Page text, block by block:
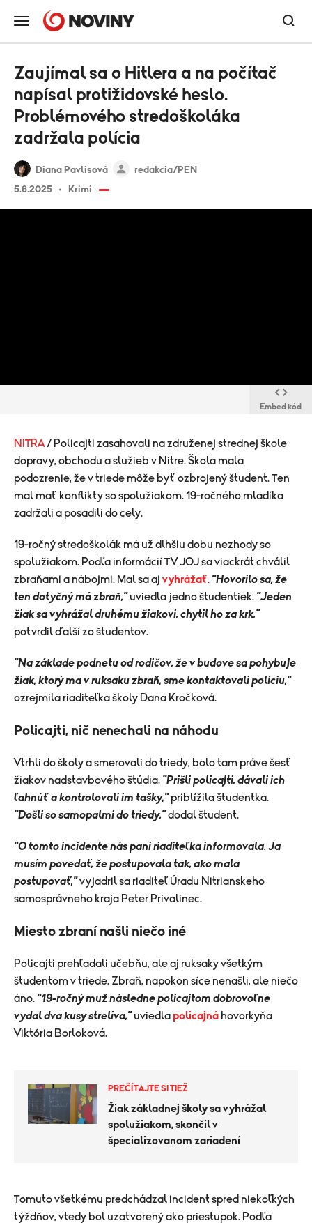
Diana Pavlisová
redakcia/PEN
5.6.2025
Krimi
Zaujímal sa o Hitlera a na počítač
napísal protižidovské heslo.
Problémového stredoškoláka
zadržala polícia
Embed kód
NITRA / Policajti zasahovali na združenej strednej škole
dopravy, obchodu a služieb v Nitre. Škola mala
podozrenie, že v triede môže byť ozbrojený študent. Ten
mal mať konflikty so spolužiakom. 19-ročného mladíka
zadržali a posadili do cely.
​19-ročný stredoškolák má už dlhšiu dobu nezhody so
spolužiakom. Podľa informácií TV JOJ sa viackrát chválil
zbraňami a nábojmi. Mal sa aj vyhrážať. "Hovorilo sa, že
ten dotyčný má zbraň," uviedla jedno študentiek. "Jeden
žiak sa vyhrážal druhému žiakovi, chytil ho za krk,"
potvrdil ďalší zo študentov.
"Na základe podnetu od rodičov, že v budove sa pohybuje
žiak, ktorý ma v ruksaku zbraň, sme kontaktovali políciu,"
ozrejmila riaditeľka školy Dana Kročková.
Policajti, nič nenechali na náhodu
Vtrhli do školy a smerovali do triedy, bolo tam práve šesť
žiakov nadstavbového štúdia. "Prišli policajti, dávali ich
ľahnúť a kontrolovali im tašky," priblížila študentka.
"Došli so samopalmi do triedy,"dodal študent.
"O tomto incidente nás pani riaditeľka informovala. Ja
musím povedať, že postupovala tak, ako mala
postupovať,"vyjadril sa riaditeľ Úradu Nitrianskeho
samosprávneho kraja Peter Privalinec.
Miesto zbraní našli niečo iné
Policajti prehľadali učebňu, ale aj ruksaky všetkým
študentom v triede. Zbraň, napokon síce nenašli, ale niečo
áno. "19-ročný muž následne policajtom dobrovoľne
vydal dva kusy streliva,"uviedla policajná hovorkyňa
Viktória Borloková.
PREČÍTAJTE SI TIEŽ
Žiak základnej školy sa vyhrážal
spolužiakom, skončil v
špecializovanom zariadení
Tomuto všetkému predchádzal incident spred niekoľkých
týždňov, vtedy bol uzatvorený ako priestupok. Podľa